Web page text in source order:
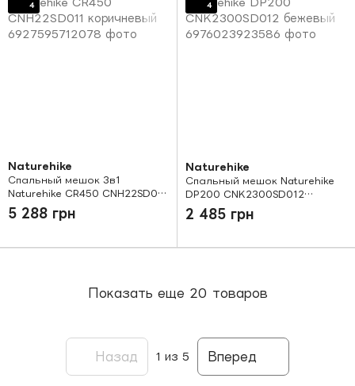
4
Naturehike
Спальный мешок 3в1
Naturehike CR450 CNH22SD011
коричневый
5 288 грн
4
Naturehike
Спальный мешок Naturehike
DP200 CNK2300SD012
бежевый
2 485 грн
Показать еще 20 товаров
Назад 1 из 5 Вперед